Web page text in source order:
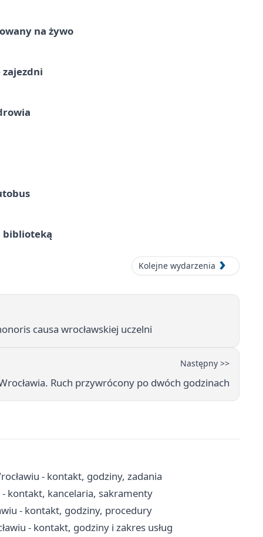
na żywo
zajezdni
biblioteką
Kolejne wydarzenia
causa wrocławskiej uczelni
Następny >>
Ruch przywrócony po dwóch godzinach
- kontakt, godziny, zadania
kontakt, kancelaria, sakramenty
- kontakt, godziny, procedury
- kontakt, godziny i zakres usług